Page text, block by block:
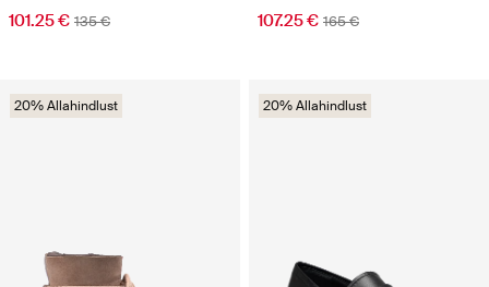
101.25 € 135 € 107.25 € 165 €
20% Allahindlust 20% Allahindlust